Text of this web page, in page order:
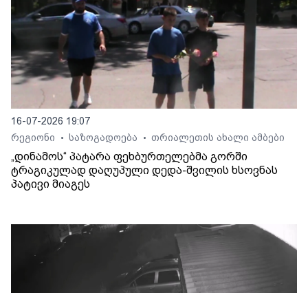
16-07-2026 19:07
რეგიონი
• საზოგადოება • თრიალეთის ახალი ამბები
„დინამოს“ პატარა ფეხბურთელებმა გორში
ტრაგიკულად დაღუპული დედა-შვილის ხსოვნას
პატივი მიაგეს